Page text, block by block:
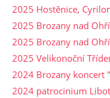
2025 Hostěnice,
2025 Brozany nad
2025 Brozany nad
2025 Velikonoční
2024 Brozany koncert
2024 patrocinium